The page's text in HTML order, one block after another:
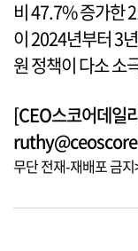
비 47.7% 증가한
이 2024년부터 3
원 정책이 다소 소
[CEO스코어데일
무단 전재-재배포 금